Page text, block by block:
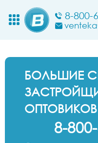
8-800-
БОЛЬШИЕ
ОПТОВИКОВ
8-